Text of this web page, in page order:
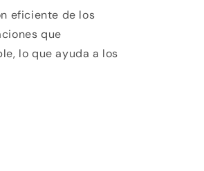
eficiente de los
que
lo que ayuda a los